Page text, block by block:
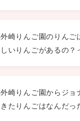
外崎りんご園のりん
しいりんごがあるの？
外崎りんご園からジ
きたりんごはなんだっ